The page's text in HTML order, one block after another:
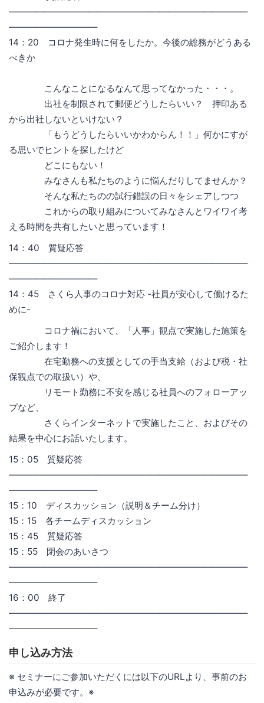
―――――――――――――――――――――――――――
――――――――――
14：20 コロナ発生時に何をしたか。今後の総務がどうある
べきか
こんなことになるなんて思ってなかった・・・。
出社を制限されて郵便どうしたらいい？ 押印ある
から出社しないといけない？
「もうどうしたらいいかわからん！！」何かにすが
る思いでヒントを探したけど
どこにもない！
みなさんも私たちのように悩んだりしてませんか？
そんな私たちのの試行錯誤の日々をシェアしつつ
これからの取り組みについてみなさんとワイワイ考
える時間を共有したいと思っています！
14：40 質疑応答
―――――――――――――――――――――――――――
――――――――――
14：45 さくら人事のコロナ対応 -社員が安心して働けるた
めに-
コロナ禍において、「人事」観点で実施した施策を
ご紹介します！
在宅勤務への支援としての手当支給（および税・社
保観点での取扱い）や、
リモート勤務に不安を感じる社員へのフォローアッ
プなど、
さくらインターネットで実施したこと、およびその
結果を中心にお話いたします。
15：05 質疑応答
―――――――――――――――――――――――――――
――――――――――
15：10 ディスカッション（説明＆チーム分け）
15：15 各チームディスカッション
15：45 質疑応答
15：55 閉会のあいさつ
―――――――――――――――――――――――――――
――――――――――
16：00 終了
―――――――――――――――――――――――――――
――――――――――
申し込み方法
※ セミナーにご参加いただくには以下のURLより、事前のお
申込みが必要です。※